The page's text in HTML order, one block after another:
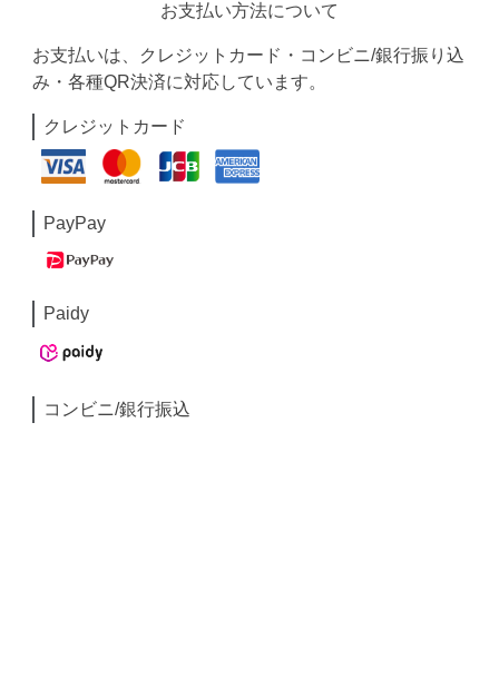
お支払い方法について
お支払いは、クレジットカード・コンビニ/銀行振り込
み・各種QR決済に対応しています。
クレジットカード
PayPay
Paidy
コンビニ/銀行振込